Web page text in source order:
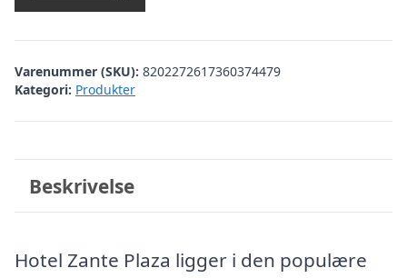
Varenummer (SKU): 8202272617360374479
Kategori: Produkter
Beskrivelse
Hotel Zante Plaza ligger i den populære